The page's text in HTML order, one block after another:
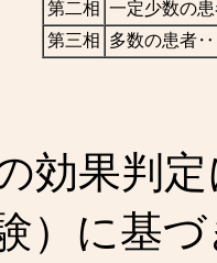
第二相 一定少数の
第三相 多数の患者
効果判
）に基